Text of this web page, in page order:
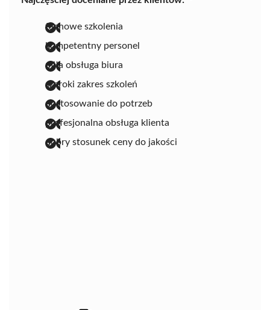
fachowe szkolenia
kompetentny personel
miła obsługa biura
szeroki zakres szkoleń
dostosowanie do potrzeb
profesjonalna obsługa klienta
dobry stosunek ceny do jakości